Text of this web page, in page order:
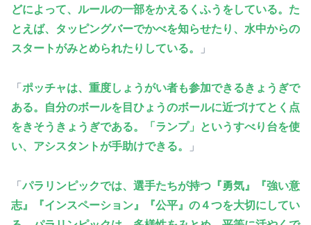
どによって、ルールの一部をかえるくふうをしている。た
とえば、タッピングバーでかべを知らせたり、水中からの
スタートがみとめられたりしている。
」
「 ポッチャは、重度しょうがい者も参加できるきょうぎで
ある。自分のボールを目ひょうのボールに近づけてとく点
をきそうきょうぎである。「ランプ」というすべり台を使
い、アシスタントが手助けできる。
」
「 パラリンピックでは、選手たちが持つ『勇気』『強い意
志』『インスペーション』『公平』の４つを大切にしてい